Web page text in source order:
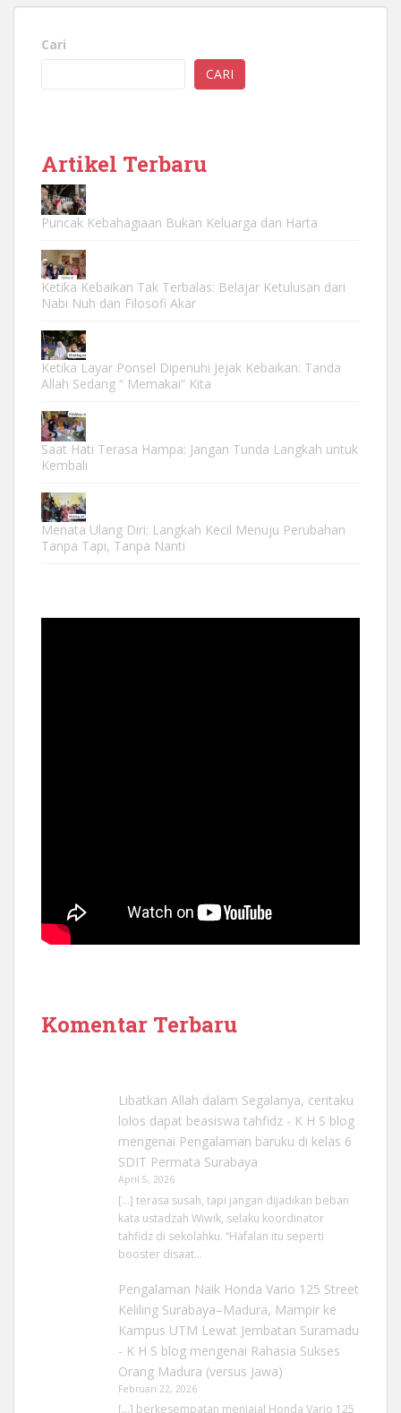
Cari
CARI
Artikel Terbaru
Puncak Kebahagiaan Bukan Keluarga dan Harta
Ketika Kebaikan Tak Terbalas: Belajar Ketulusan dari
Nabi Nuh dan Filosofi Akar
Ketika Layar Ponsel Dipenuhi Jejak Kebaikan: Tanda
Allah Sedang “ Memakai” Kita
Saat Hati Terasa Hampa: Jangan Tunda Langkah untuk
Kembali
Menata Ulang Diri: Langkah Kecil Menuju Perubahan
Tanpa Tapi, Tanpa Nanti
Komentar Terbaru
Libatkan Allah dalam Segalanya, ceritaku
lolos dapat beasiswa tahfidz - K H S blog
mengenai Pengalaman baruku di kelas 6
SDIT Permata Surabaya
April 5, 2026
[…] terasa susah, tapi jangan dijadikan beban
kata ustadzah Wiwik, selaku koordinator
tahfidz di sekolahku. “Hafalan itu seperti
booster disaat…
Pengalaman Naik Honda Vario 125 Street
Keliling Surabaya–Madura, Mampir ke
Kampus UTM Lewat Jembatan Suramadu
- K H S blogmengenai Rahasia Sukses
Orang Madura (versus Jawa)
Februari 22, 2026
[…] berkesempatan menjajal Honda Vario 125